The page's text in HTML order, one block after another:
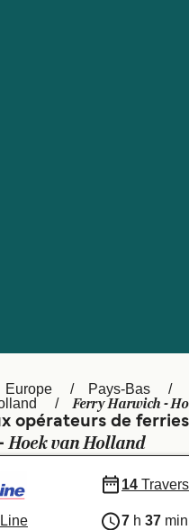
België
Polska
Europe
Pays-Bas
Ferry Harwich -
opérateurs de
Hoek van Holland
14
7 h 37 min